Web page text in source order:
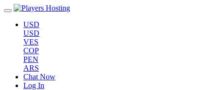
USD
USD
VES
COP
PEN
ARS
Chat Now
Log In